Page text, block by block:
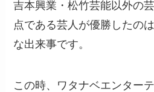
吉本興業・松竹芸能以外の
点である芸人が優勝したの
な出来事です。
この時、ワタナベエンター